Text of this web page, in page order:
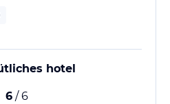
hotel
6 / 6